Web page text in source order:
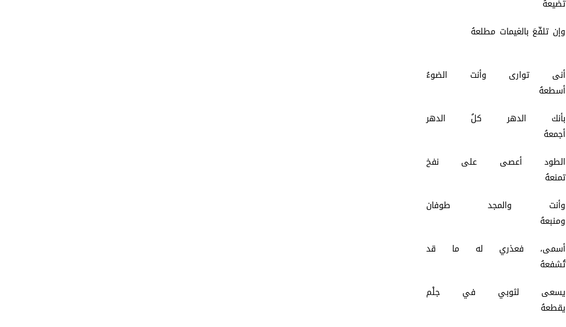
تضيعهُ
وإن تلفّعَ بالغيمات مطلعهُ
أنى توارى وأنت الضوءُ
أسطعهُ
بأنك الدهر كلُ الدهر
أجمعهُ
الطود أعصى على نفخ
تمنعهُ
وأنت والمجد طوفان
ومنبعهُ
أسمى، فعذري له ما قد
تُشفعهُ
يسعى لثوبي في جلْم
يقطعهُ